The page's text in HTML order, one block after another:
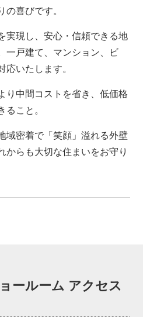
の喜びです。
実現し、安心・信頼できる地
一戸建て、マンション、ビ
応いたします。
り中間コストを省き、低価格
ること。
域密着で「笑顔」溢れる外壁
からも大切な住まいをお守り
ールーム アクセス